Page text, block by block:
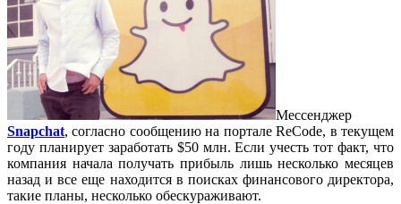
Мессенджер
Snapchat, согласно сообщению на портале ReCode, в текущем
году планирует заработать $50 млн. Если учесть тот факт, что
компания начала получать прибыль лишь несколько месяцев
назад и все еще находится в поисках финансового директора,
такие планы, несколько обескураживают.